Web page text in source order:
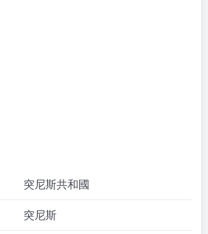
突尼斯共和國
突尼斯